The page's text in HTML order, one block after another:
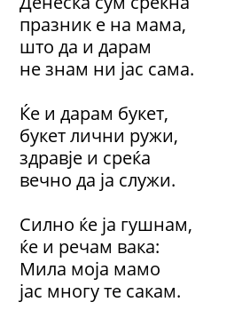
празник е на мама,
што да и дарам
не знам ни јас сама.
Ќе и дарам букет,
букет лични ружи,
здравје и среќа
вечно да ја служи.
Силно ќе ја гушнам,
ќе и речам вака:
Мила моја мамо
јас многу те сакам.